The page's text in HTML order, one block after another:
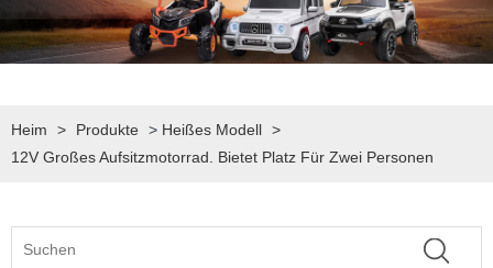
Heim > Produkte > Heißes Modell >
12V Großes Aufsitzmotorrad. Bietet Platz Für Zwei Personen